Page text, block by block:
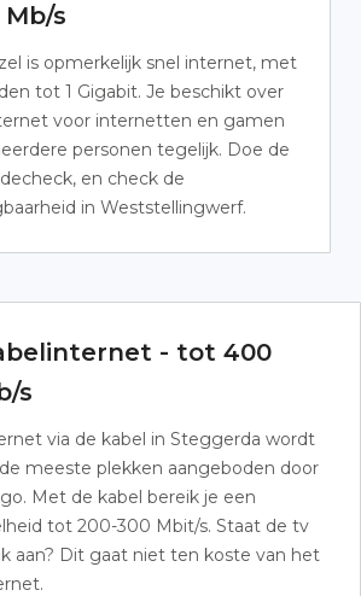
Mb/s
is opmerkelijk snel internet, met
tot 1 Gigabit. Je beschikt over
voor internetten en gamen
personen tegelijk. Doe de
en check de
in Weststellingwerf.
- tot 400
s
via de kabel in Steggerda wordt
meeste plekken aangeboden door
Met de kabel bereik je een
tot 200-300 Mbit/s. Staat de tv
aan? Dit gaat niet ten koste van het